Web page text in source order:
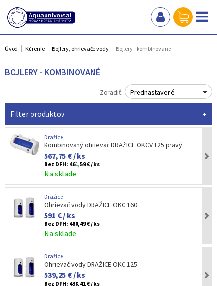
Úvod Kúrenie Bojlery, ohrievače vody Bojlery - kombinované
BOJLERY - KOMBINOVANÉ
Zoradiť: Prednastavené
Filter produktov
Dražice
Kombinovaný ohrievač DRAŽICE OKCV 125 pravý
567,75 € / ks
Bez DPH: 461,59 € / ks
Na sklade
Dražice
Ohrievač vody DRAŽICE OKC 160
591 € / ks
Bez DPH: 480,49 € / ks
Na sklade
Dražice
Ohrievač vody DRAŽICE OKC 125
539,25 € / ks
Bez DPH: 438,41 € / ks